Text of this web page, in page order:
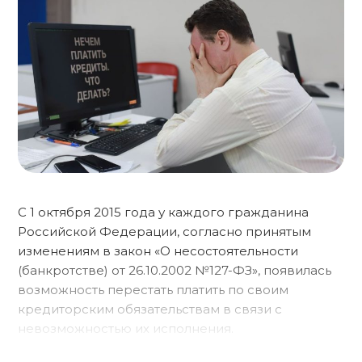
С 1 октября 2015 года у каждого гражданина
Российской Федерации, согласно принятым
изменениям в закон «О несостоятельности
(банкротстве) от 26.10.2002 №127-ФЗ», появилась
возможность перестать платить по своим
кредиторским обязательствам в связи с
невозможностью их исполнения.